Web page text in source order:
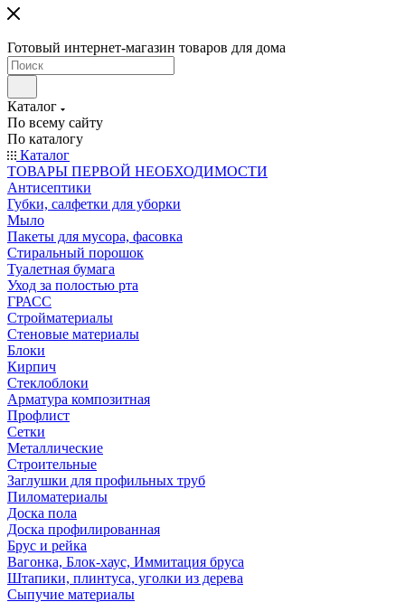
Готовый интернет-магазин товаров для дома
Каталог
По всему сайту
По каталогу
Каталог
ТОВАРЫ ПЕРВОЙ НЕОБХОДИМОСТИ
Антисептики
Губки, салфетки для уборки
Мыло
Пакеты для мусора, фасовка
Стиральный порошок
Туалетная бумага
Уход за полостью рта
ГРАСС
Стройматериалы
Стеновые материалы
Блоки
Кирпич
Стеклоблоки
Арматура композитная
Профлист
Сетки
Металлические
Строительные
Заглушки для профильных труб
Пиломатериалы
Доска пола
Доска профилированная
Брус и рейка
Вагонка, Блок-хаус, Иммитация бруса
Штапики, плинтуса, уголки из дерева
Сыпучие материалы